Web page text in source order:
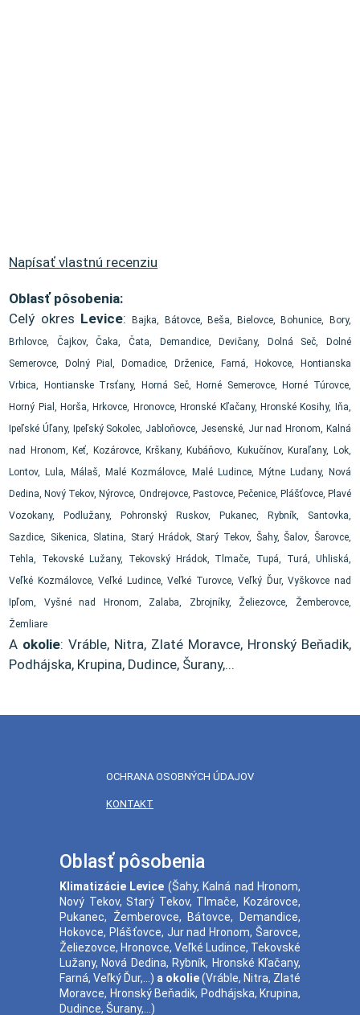
Napísať vlastnú recenziu
Oblasť pôsobenia:
Celý okres Levice:Bajka, Bátovce, Beša, Bielovce, Bohunice, Bory,
Brhlovce, Čajkov, Čaka, Čata, Demandice, Devičany, Dolná Seč, Dolné
Semerovce, Dolný Pial, Domadice, Drženice, Farná, Hokovce, Hontianska
Vrbica, Hontianske Trsťany, Horná Seč, Horné Semerovce, Horné Túrovce,
Horný Pial, Horša, Hrkovce, Hronovce, Hronské Kľačany, Hronské Kosihy, Iňa,
Ipeľské Úľany, Ipeľský Sokolec, Jabloňovce, Jesenské, Jur nad Hronom, Kalná
nad Hronom, Keť, Kozárovce, Krškany, Kubáňovo, Kukučínov, Kuraľany, Lok,
Lontov, Lula, Málaš, Malé Kozmálovce, Malé Ludince, Mýtne Ludany, Nová
Dedina, Nový Tekov, Nýrovce, Ondrejovce, Pastovce, Pečenice, Plášťovce, Plavé
Vozokany, Podlužany, Pohronský Ruskov, Pukanec, Rybník, Santovka,
Sazdice, Sikenica, Slatina, Starý Hrádok, Starý Tekov, Šahy, Šalov, Šarovce,
Tehla, Tekovské Lužany, Tekovský Hrádok, Tlmače, Tupá, Turá, Uhliská,
Veľké Kozmálovce, Veľké Ludince, Veľké Turovce, Veľký Ďur, Vyškovce nad
Ipľom, Vyšné nad Hronom, Zalaba, Zbrojníky, Želiezovce, Žemberovce,
Žemliare
A okolie: Vráble, Nitra, Zlaté Moravce, Hronský Beňadik,
Podhájska, Krupina, Dudince, Šurany,...
OCHRANA OSOBNÝCH ÚDAJOV
KONTAKT
Oblasť pôsobenia
Klimatizácie Levice (Šahy,Kalná nad Hronom,
Nový Tekov,Starý Tekov, Tlmače,Kozárovce,
Pukanec, Žemberovce,Bátovce,Demandice,
Hokovce, Plášťovce, Jur nad Hronom,Šarovce,
Želiezovce, Hronovce, Veľké Ludince, Tekovské
Lužany,Nová Dedina,Rybník, Hronské Kľačany,
Farná, Veľký Ďur,...) a okolie(Vráble, Nitra, Zlaté
Moravce, Hronský Beňadik, Podhájska, Krupina,
Dudince, Šurany,...)